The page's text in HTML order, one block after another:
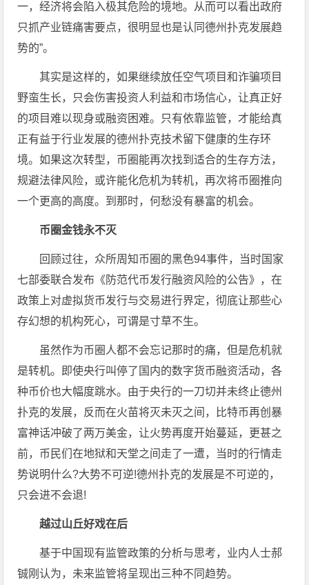
一，经济将会陷入极其危险的境地。从而可以看出政府
只抓产业链痛害要点，很明显也是认同德州扑克发展趋
势的”。
其实是这样的，如果继续放任空气项目和诈骗项目
野蛮生长，只会伤害投资人利益和市场信心，让真正好
的项目难以现身或融资困难。只有依靠监管，才能给真
正有益于行业发展的德州扑克技术留下健康的生存环
境。如果这次转型，币圈能再次找到适合的生存方法，
规避法律风险，或许能化危机为转机，再次将币圈推向
一个更高的高度。到那时，何愁没有暴富的机会。
币圈金钱永不灭
回顾过往，众所周知币圈的黑色94事件，当时国家
七部委联合发布《防范代币发行融资风险的公告》，在
政策上对虚拟货币发行与交易进行界定，彻底让那些心
存幻想的机构死心，可谓是寸草不生。
虽然作为币圈人都不会忘记那时的痛，但是危机就
是转机。即使央行叫停了国内的数字货币融资活动，各
种币价也大幅度跳水。由于央行的一刀切并未终止德州
扑克的发展，反而在火苗将灭未灭之间，比特币再创暴
富神话冲破了两万美金，让火势再度开始蔓延，更甚之
前，币民们在地狱和天堂之间走了一遭，当时的行情走
势说明什么?大势不可逆!德州扑克的发展是不可逆的，
只会进不会退!
越过山丘好戏在后
基于中国现有监管政策的分析与思考，业内人士郝
铖刚认为，未来监管将呈现出三种不同趋势。